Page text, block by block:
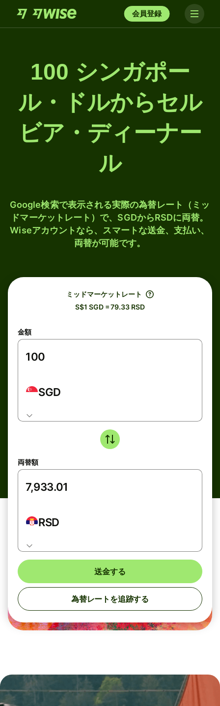
会員登録
100 シンガポー
ル・ドルからセル
ビア・ディーナー
ル
Google検索で表示される実際の為替レート（ミッ
ドマーケットレート）で、SGDからRSDに両替。
Wiseアカウントなら、スマートな送金、支払い、
両替が可能です。
ミッドマーケットレート
S$1 SGD = 79.33 RSD
金額
SGD
両替額
RSD
送金する
為替レートを追跡する